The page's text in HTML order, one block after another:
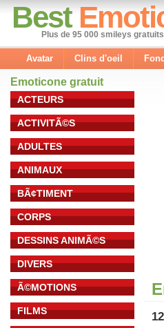
Best
Plus de 95 000 smileys
Avatar Clins d'oeil
Emoticone gratuit
ACTEURS
ACTIVITÃ©S
ADULTES
ANIMAUX
BÃ¢TIMENT
CORPS
DESSINS ANIMÃ©S
DIVERS
Ã©MOTIONS
FILMS